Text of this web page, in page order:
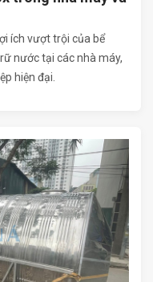
ích vượt trội của bể
nước tại các nhà máy,
hiện đại.